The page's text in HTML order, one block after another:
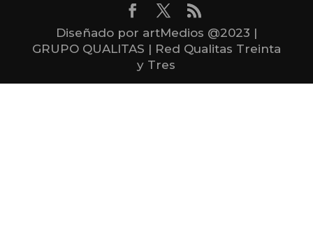
Diseñado por artMedios @2023 |
GRUPO QUALITAS | Red Qualitas Treinta
y Tres